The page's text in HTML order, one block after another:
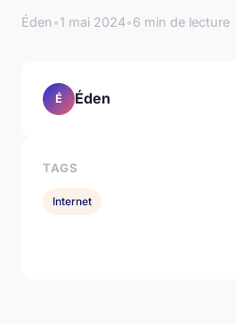
Éden•1 mai 2024•6 min de lecture
É Éden
TAGS
Internet